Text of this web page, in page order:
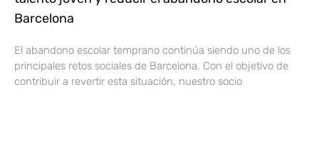
Barcelona
El abandono escolar temprano continúa siendo uno de los
principales retos sociales de Barcelona. Con el objetivo de
contribuir a revertir esta situación, nuestro socio